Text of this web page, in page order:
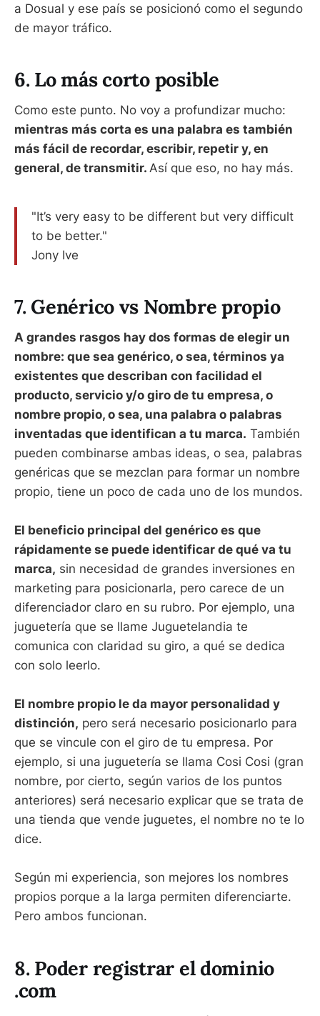
a Dosual y ese país se posicionó como el segundo
de mayor tráfico.
6. Lo más corto posible
Como este punto. No voy a profundizar mucho:
mientras más corta es una palabra es también
más fácil de recordar, escribir, repetir y, en
general, de transmitir. Así que eso, no hay más.
"It’s very easy to be different but very difficult
to be better."
Jony Ive
7. Genérico vs Nombre propio
A grandes rasgos hay dos formas de elegir un
nombre: que sea genérico, o sea, términos ya
existentes que describan con facilidad el
producto, servicio y/o giro de tu empresa, o
nombre propio, o sea, una palabra o palabras
inventadas que identifican a tu marca. También
pueden combinarse ambas ideas, o sea, palabras
genéricas que se mezclan para formar un nombre
propio, tiene un poco de cada uno de los mundos.
El beneficio principal del genérico es que
rápidamente se puede identificar de qué va tu
marca, sin necesidad de grandes inversiones en
marketing para posicionarla, pero carece de un
diferenciador claro en su rubro. Por ejemplo, una
juguetería que se llame Juguetelandia te
comunica con claridad su giro, a qué se dedica
con solo leerlo.
El nombre propio le da mayor personalidad y
distinción, pero será necesario posicionarlo para
que se vincule con el giro de tu empresa. Por
ejemplo, si una juguetería se llama Cosi Cosi (gran
nombre, por cierto, según varios de los puntos
anteriores) será necesario explicar que se trata de
una tienda que vende juguetes, el nombre no te lo
dice.
Según mi experiencia, son mejores los nombres
propios porque a la larga permiten diferenciarte.
Pero ambos funcionan.
8. Poder registrar el dominio
.com